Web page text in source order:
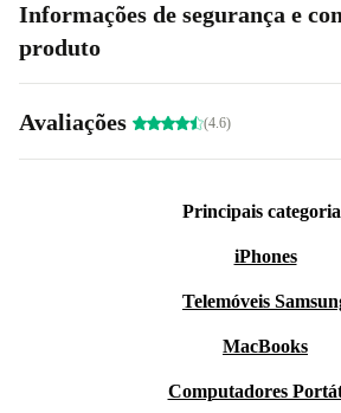
Informações de segurança e
produto
Avaliações (4.6)
Principais
iPhones
Telemóveis
MacBooks
Computadores